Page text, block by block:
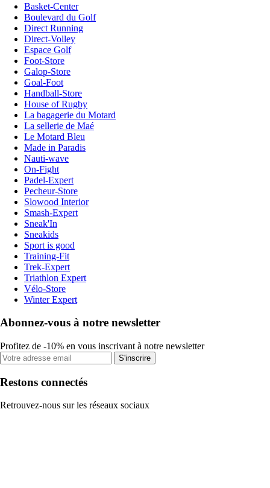
Basket-Center
Boulevard du Golf
Direct Running
Direct-Volley
Espace Golf
Foot-Store
Galop-Store
Goal-Foot
Handball-Store
House of Rugby
La bagagerie du Motard
La sellerie de Maé
Le Motard Bleu
Made in Paradis
Nauti-wave
On-Fight
Padel-Expert
Pecheur-Store
Slowood Interior
Smash-Expert
Sneak'In
Sneakids
Sport is good
Training-Fit
Trek-Expert
Triathlon Expert
Vélo-Store
Winter Expert
Abonnez-vous à notre newsletter
Profitez de -10% en vous inscrivant à notre newsletter
S'inscrire
Restons connectés
Retrouvez-nous sur les réseaux sociaux